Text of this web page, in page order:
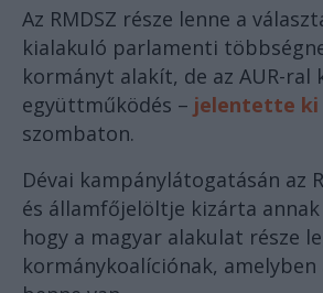
Az RMDSZ része lenne a
kialakuló parlamenti
kormányt alakít, de az AUR-ral
együttműködés – jelentette ki
szombaton.
Dévai kampánylátogatásán az
és államfőjelöltje kizárta
hogy a magyar alakulat része
kormánykoalíciónak, amelyben